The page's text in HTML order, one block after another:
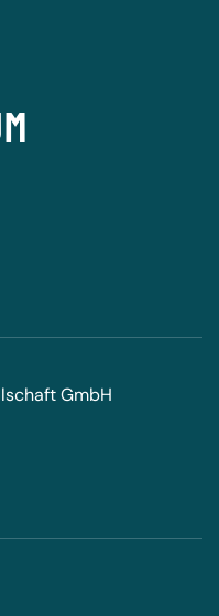
GmbH